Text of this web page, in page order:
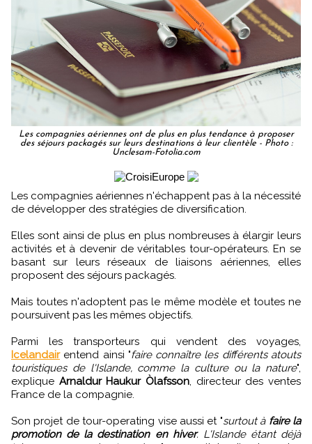
Les compagnies aériennes ont de plus en plus tendance à proposer
des séjours packagés sur leurs destinations à leur clientèle - Photo :
Unclesam-Fotolia.com
Les compagnies aériennes n'échappent pas à la nécessité
de développer des stratégies de diversification.
Elles sont ainsi de plus en plus nombreuses à élargir leurs
activités et à devenir de véritables tour-opérateurs. En se
basant sur leurs réseaux de liaisons aériennes, elles
proposent des séjours packagés.
Mais toutes n'adoptent pas le même modèle et toutes ne
poursuivent pas les mêmes objectifs.
Parmi les transporteurs qui vendent des voyages,
Icelandairentend ainsi "faire connaître les différents atouts
touristiques de l'Islande, comme la culture ou la nature",
explique Arnaldur Haukur Òlafsson, directeur des ventes
France de la compagnie.
Son projet de tour-operating vise aussi et "surtout à faire la
promotion de la destination en hiver. L'Islande étant déjà